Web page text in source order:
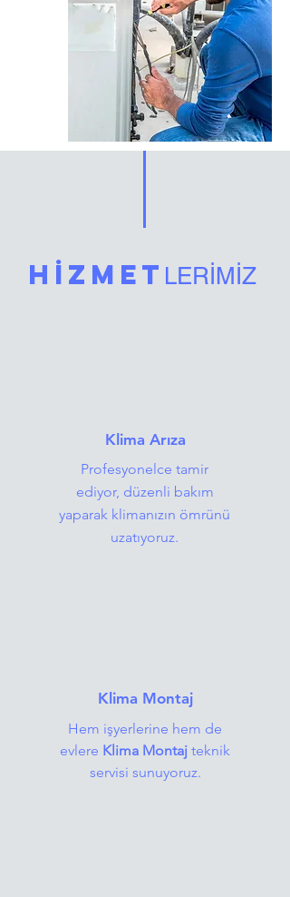
HİZMET LERİMİZ
Klima Arıza
Profesyonelce tamir
ediyor, düzenli bakım
yaparak klimanızın ömrünü
uzatıyoruz.
Klima Montaj
Hem işyerlerine hem de
evlere Klima Montaj teknik
servisi sunuyoruz.